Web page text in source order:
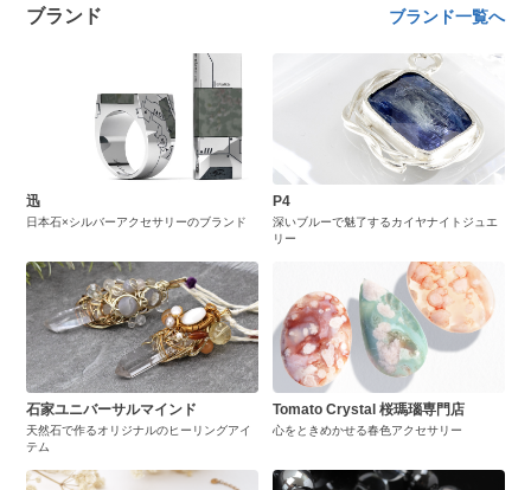
ブランド ブランド一覧へ
迅
日本石×シルバーアクセサリーのブランド
P4
深いブルーで魅了するカイヤナイトジュエ
リー
石家ユニバーサルマインド
天然石で作るオリジナルのヒーリングアイ
テム
Tomato Crystal 桜瑪瑙専門店
心をときめかせる春色アクセサリー